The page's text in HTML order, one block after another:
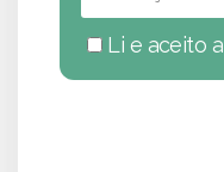
Li e aceito a